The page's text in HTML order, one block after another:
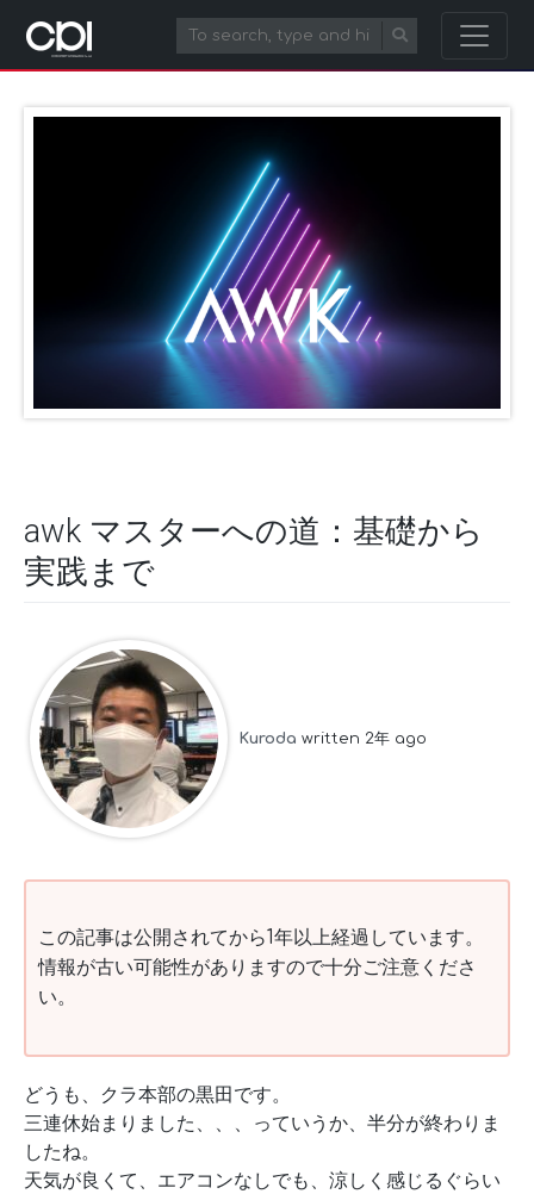
awk マスターへの道：基礎から
実践まで
Kuroda written 2年 ago
この記事は公開されてから1年以上経過しています。
情報が古い可能性がありますので十分ご注意くださ
い。
どうも、クラ本部の黒田です。
三連休始まりました、、、っていうか、半分が終わりま
したね。
天気が良くて、エアコンなしでも、涼しく感じるぐらい